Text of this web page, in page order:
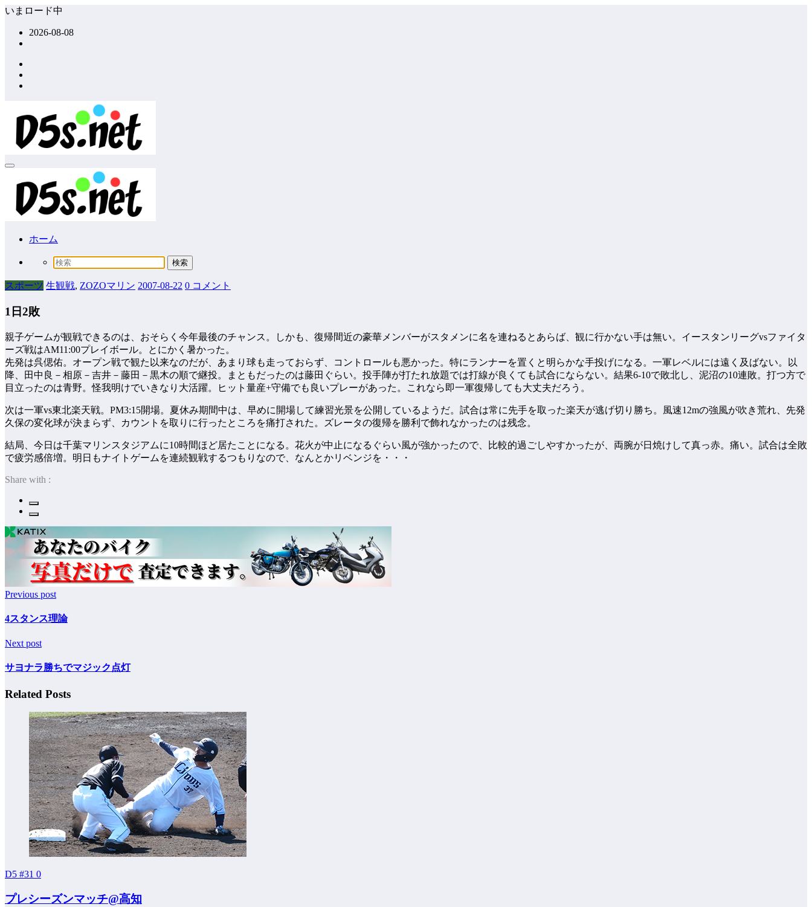
コ
いまロード中
2026-08-08
ホーム
スポーツ 生観戦, ZOZOマリン 2007-08-22 0 コメント
1日2敗
親子ゲームが観戦できるのは、おそらく今年最後のチャンス。しかも、復帰間近の豪華メンバーがスタメンに名を連ねるとあらば、観に行かない手は無い。イースタンリーグvsファイタ
ーズ戦はAM11:00プレイボール。とにかく暑かった。
先発は呉偲佑。オープン戦で観た以来なのだが、あまり球も走っておらず、コントロールも悪かった。特にランナーを置くと明らかな手投げになる。一軍レベルには遠く及ばない。以
降、田中良－相原－吉井－藤田－黒木の順で継投。まともだったのは藤田ぐらい。投手陣が打たれ放題では打線が良くても試合にならない。結果6-10で敗北し、泥沼の10連敗。打つ方で
目立ったのは青野。怪我明けでいきなり大活躍。ヒット量産+守備でも良いプレーがあった。これなら即一軍復帰しても大丈夫だろう。
次は一軍vs東北楽天戦。PM3:15開場。夏休み期間中は、早めに開場して練習光景を公開しているようだ。試合は常に先手を取った楽天が逃げ切り勝ち。風速12mの強風が吹き荒れ、先発
久保の変化球が決まらず、カウントを取りに行ったところを痛打された。ズレータの復帰を勝利で飾れなかったのは残念。
結局、今日は千葉マリンスタジアムに10時間ほど居たことになる。花火が中止になるぐらい風が強かったので、比較的過ごしやすかったが、両腕が日焼けして真っ赤。痛い。試合は全敗
で疲労感倍増。明日もナイトゲームを連続観戦するつもりなので、なんとかリベンジを・・・
Share with :
Previous post
4スタンス理論
Next post
サヨナラ勝ちでマジック点灯
Related Posts
D5 #31 0
プレシーズンマッチ@高知